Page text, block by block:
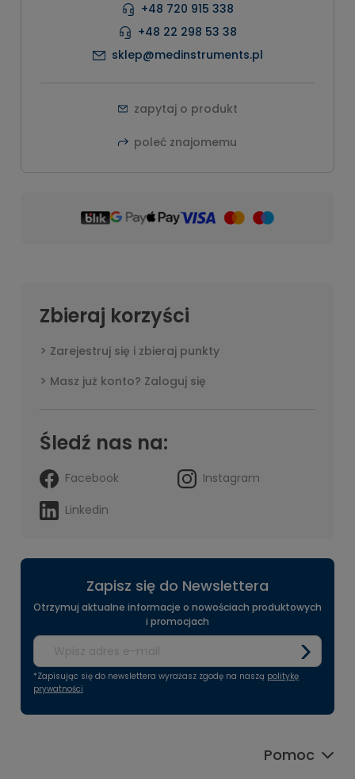
+48 720 915 338
+48 22 298 53 38
sklep@medinstruments.pl
zapytaj o produkt
poleć znajomemu
Zbieraj korzyści
Zarejestruj się i zbieraj punkty
Masz już konto? Zaloguj się
Śledź nas na:
Facebook
Instagram
Linkedin
Zapisz się do Newslettera
Otrzymuj aktualne informacje o nowościach produktowych
i promocjach
*Zapisując się do newslettera wyrażasz zgodę na naszą politykę
prywatności
Pomoc